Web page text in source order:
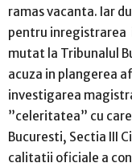
ramas vacanta. Iar
pentru inregistrarea
mutat la Tribunalul
acuza in plangerea
investigarea
”celeritatea” cu
Bucuresti, Sectia III
calitatii oficiale a